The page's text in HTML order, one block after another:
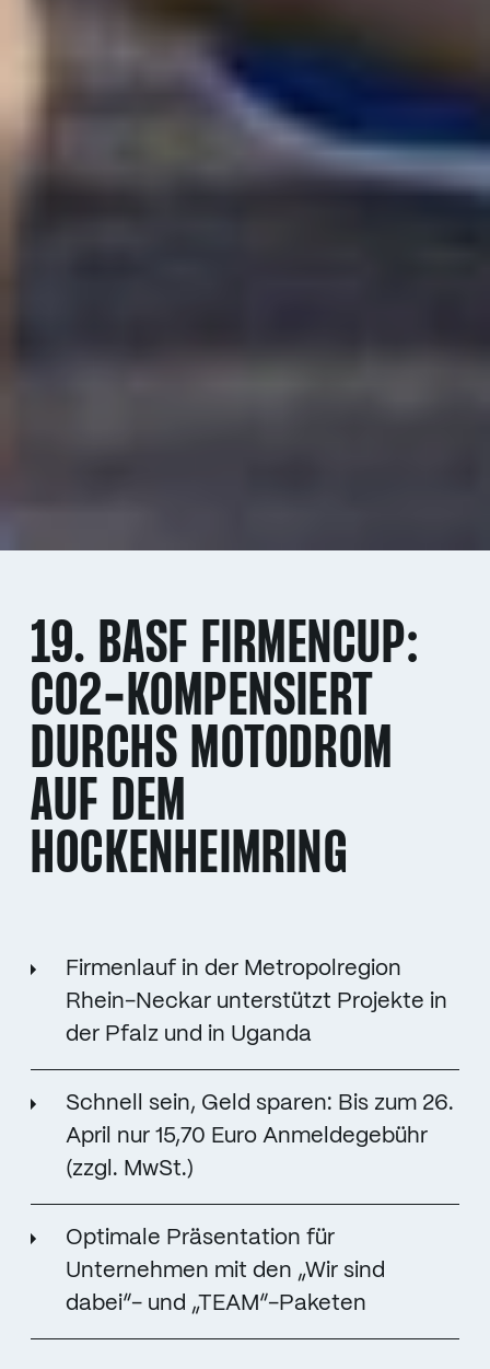
19. BASF FIRMENCUP:
CO2-KOMPENSIERT
DURCHS MOTODROM
AUF DEM
HOCKENHEIMRING
Firmenlauf in der Metropolregion
Rhein-Neckar unterstützt Projekte in
der Pfalz und in Uganda
Schnell sein, Geld sparen: Bis zum 26.
April nur 15,70 Euro Anmeldegebühr
(zzgl. MwSt.)
Optimale Präsentation für
Unternehmen mit den „Wir sind
dabei“- und „TEAM“-Paketen